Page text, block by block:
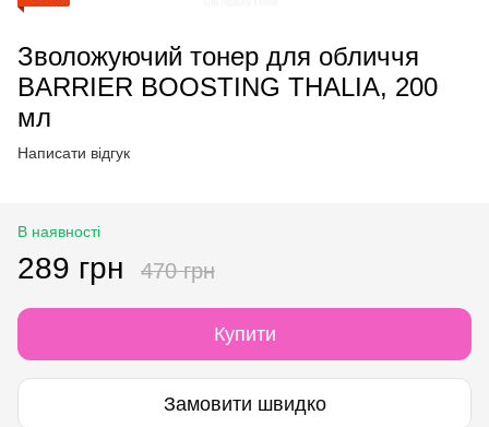
Зволожуючий тонер для обличчя
BARRIER BOOSTING THALIA, 200
мл
Написати відгук
В наявності
289 грн 470 грн
Купити
Замовити швидко